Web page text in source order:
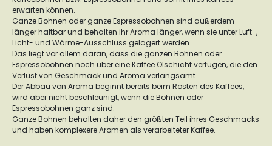
erwarten können.
Ganze Bohnen oder ganze Espressobohnen sind außerdem
länger haltbar und behalten ihr Aroma länger, wenn sie unter Luft-,
Licht- und Wärme-Ausschluss gelagert werden.
Das liegt vor allem daran, dass die ganzen Bohnen oder
Espressobohnen noch über eine Kaffee Ölschicht verfügen, die den
Verlust von Geschmack und Aroma verlangsamt.
Der Abbau von Aroma beginnt bereits beim Rösten des Kaffees,
wird aber nicht beschleunigt, wenn die Bohnen oder
Espressobohnen ganz sind.
Ganze Bohnen behalten daher den größten Teil ihres Geschmacks
und haben komplexere Aromen als verarbeiteter Kaffee.